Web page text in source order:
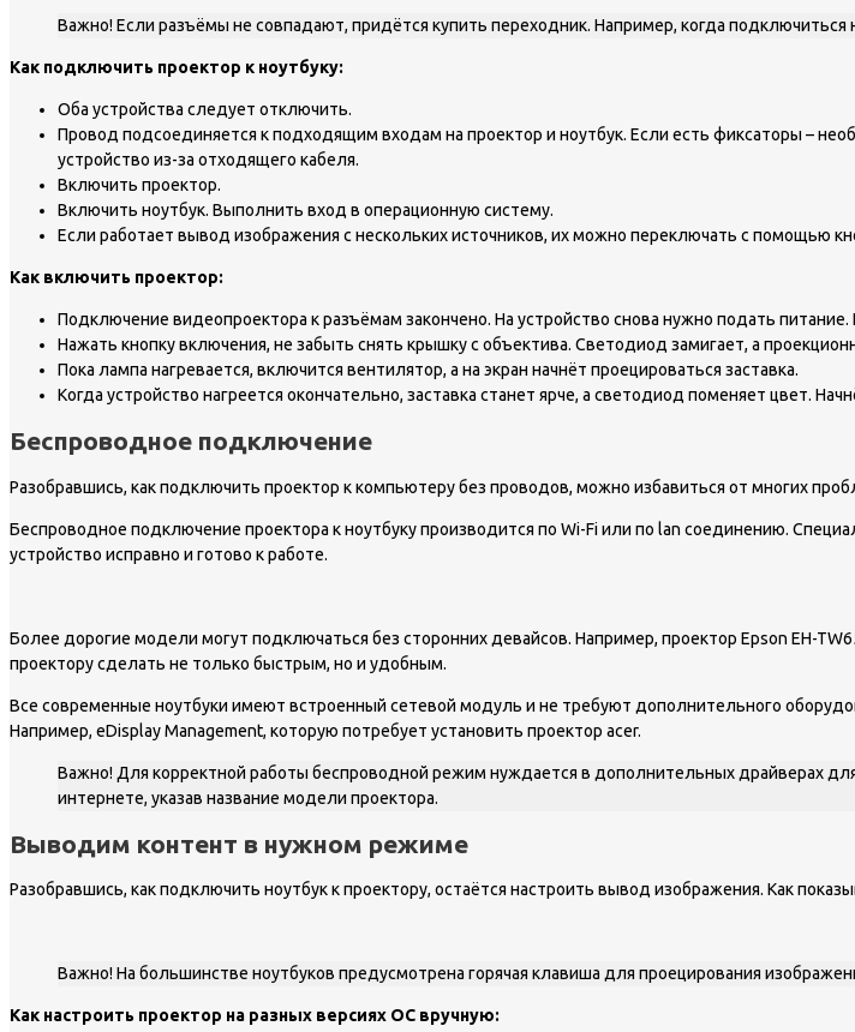
Важно! Если разъёмы не совпадают, придётся купить переходник. Например, когда подключиться
Как подключить проектор к ноутбуку:
Оба устройства следует отключить.
Провод подсоединяется к подходящим входам на проектор и ноутбук. Если есть фиксаторы –
устройство из-за отходящего кабеля.
Включить проектор.
Включить ноутбук. Выполнить вход в операционную систему.
Если работает вывод изображения с нескольких источников, их можно переключать с помощью
Как включить проектор:
Подключение видеопроектора к разъёмам закончено. На устройство снова нужно подать
Нажать кнопку включения, не забыть снять крышку с объектива. Светодиод замигает, а
Пока лампа нагревается, включится вентилятор, а на экран начнёт проецироваться заставка.
Когда устройство нагреется окончательно, заставка станет ярче, а светодиод поменяет цвет.
Беспроводное подключение
Разобравшись, как подключить проектор к компьютеру без проводов, можно избавиться от многих
Беспроводное подключение проектора к ноутбуку производится по Wi-Fi или по lan соединению.
устройство исправно и готово к работе.
Более дорогие модели могут подключаться без сторонних девайсов. Например, проектор Epson EH-
проектору сделать не только быстрым, но и удобным.
Все современные ноутбуки имеют встроенный сетевой модуль и не требуют дополнительного
Например, eDisplay Management, которую потребует установить проектор acer.
Важно! Для корректной работы беспроводной режим нуждается в дополнительных драйверах
интернете, указав название модели проектора.
Выводим контент в нужном режиме
Разобравшись, как подключить ноутбук к проектору, остаётся настроить вывод изображения. Как
Важно! На большинстве ноутбуков предусмотрена горячая клавиша для проецирования
Как настроить проектор на разных версиях ОС вручную: